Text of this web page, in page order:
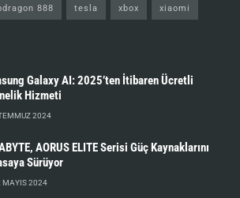
888 tesla xbox xiaomi
Galaxy AI: 2025’ten İtibaren Ücretli
Hizmeti
2024
AORUS ELITE Serisi Güç Kaynaklarını
Sürüyor
MAYIS 2024